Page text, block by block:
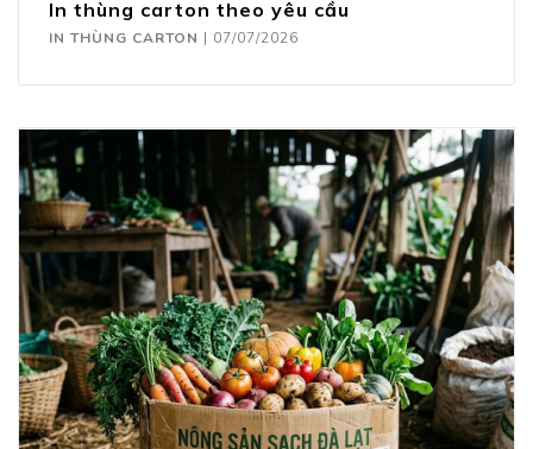
In thùng carton theo yêu cầu
IN THÙNG CARTON | 07/07/2026